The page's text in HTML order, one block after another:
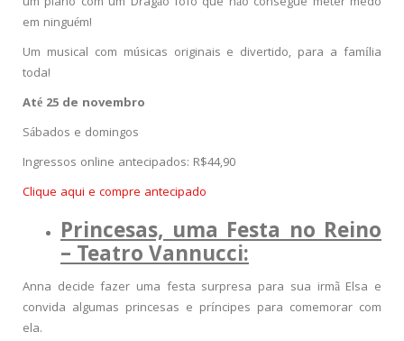
em ninguém!
Um musical com músicas originais e divertido, para a família
toda!
Até 25 de novembro
Sábados e domingos
Ingressos online antecipados: R$44,90
Clique aqui e compre antecipado
Princesas, uma Festa no Reino
– Teatro Vannucci:
Anna decide fazer uma festa surpresa para sua irmã Elsa e
convida algumas princesas e príncipes para comemorar com
ela.